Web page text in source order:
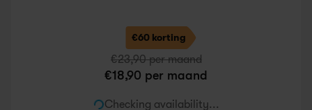
€23,90 per maand
€18,90 per maand
€60 korting
Checking availability...